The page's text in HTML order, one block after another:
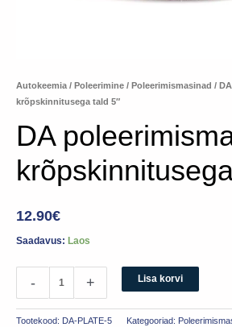
Autokeemia / Poleerimine / Poleerimismasinad /
krõpskinnitusega tald 5″
DA
12.90€
Saadavus: Laos
- + Lisa korvi
Tootekood: DA-PLATE-5 Kategooriad: